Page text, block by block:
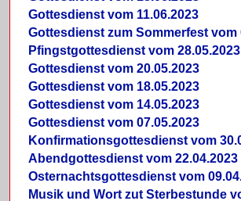
Gottesdienst vom 11.06.2023
Gottesdienst zum Sommerfest vom
Pfingstgottesdienst vom 28.05.2023
Gottesdienst vom 20.05.2023
Gottesdienst vom 18.05.2023
Gottesdienst vom 14.05.2023
Gottesdienst vom 07.05.2023
Konfirmationsgottesdienst vom
Abendgottesdienst vom 22.04.2023
Osternachtsgottesdienst vom
Musik und Wort zut Sterbestunde